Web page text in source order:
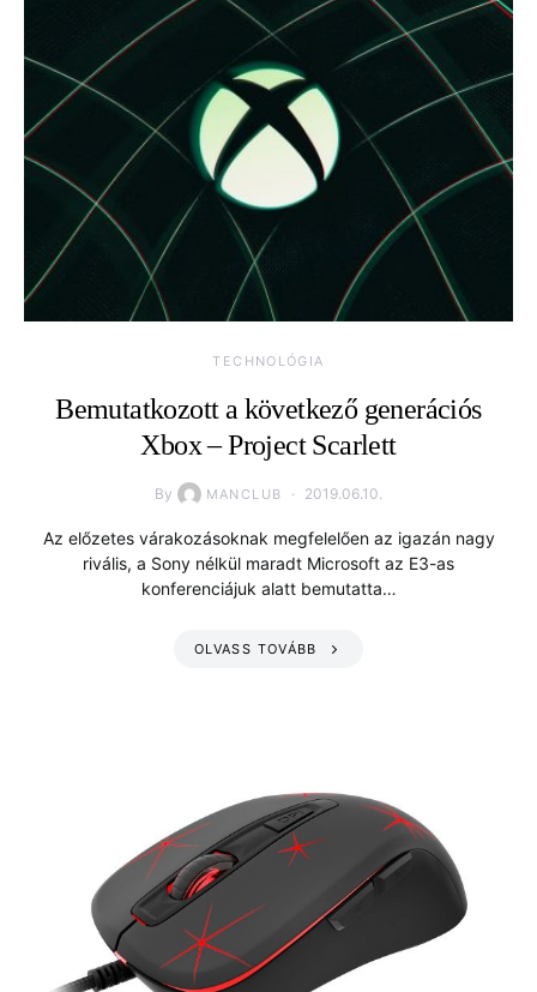
TECHNOLÓGIA
Bemutatkozott a következő generációs
Xbox – Project Scarlett
By MANCLUB 2019.06.10.
Az előzetes várakozásoknak megfelelően az igazán nagy
rivális, a Sony nélkül maradt Microsoft az E3-as
konferenciájuk alatt bemutatta…
OLVASS TOVÁBB